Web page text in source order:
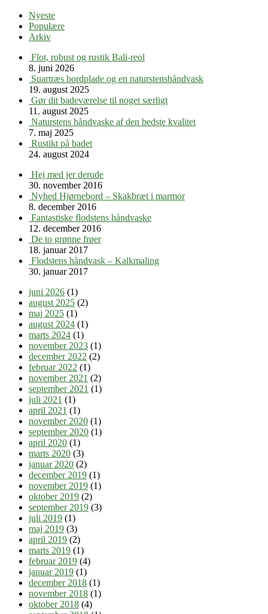
Nyeste
Populære
Arkiv
Flot, robust og rustik Bali-reol
8. juni 2026
Suartræs bordplade og en naturstenshåndvask
19. august 2025
Gør dit badeværelse til noget særligt
11. august 2025
Naturstens håndvaske af den bedste kvalitet
7. maj 2025
Rustikt på badet
24. august 2024
Hej med jer derude
30. november 2016
Nyhed Hjørnebord – Skakbræt i marmor
8. december 2016
Fantastiske flodstens håndvaske
12. december 2016
De to grønne frøer
18. januar 2017
Flodstens håndvask – Kalkmaling
30. januar 2017
juni 2026 (1)
august 2025 (2)
maj 2025 (1)
august 2024 (1)
marts 2024 (1)
november 2023 (1)
december 2022 (2)
februar 2022 (1)
november 2021 (2)
september 2021 (1)
juli 2021 (1)
april 2021 (1)
november 2020 (1)
september 2020 (1)
april 2020 (1)
marts 2020 (3)
januar 2020 (2)
december 2019 (1)
november 2019 (1)
oktober 2019 (2)
september 2019 (3)
juli 2019 (1)
maj 2019 (3)
april 2019 (2)
marts 2019 (1)
februar 2019 (4)
januar 2019 (1)
december 2018 (1)
november 2018 (1)
oktober 2018 (4)